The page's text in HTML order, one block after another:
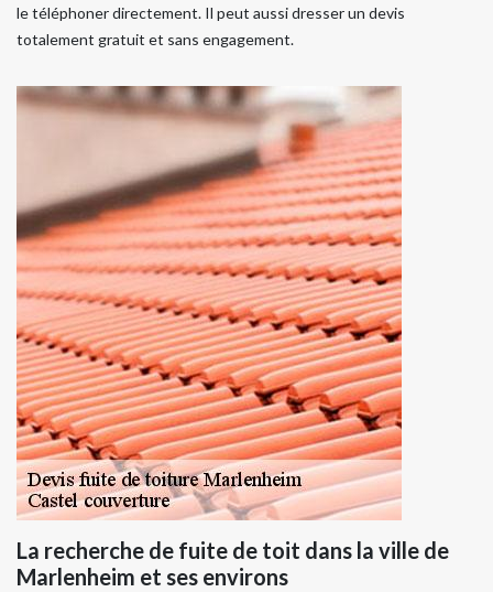
le téléphoner directement. Il peut aussi dresser un devis
totalement gratuit et sans engagement.
La recherche de fuite de toit dans la ville de
Marlenheim et ses environs